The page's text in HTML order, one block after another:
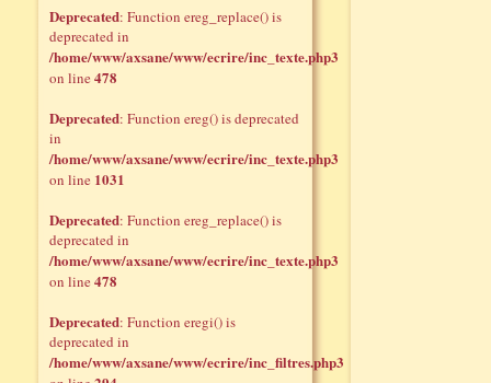
Deprecated: Function ereg_replace() is
deprecated in
/home/www/axsane/www/ecrire/inc_texte.php3
on line478
Deprecated: Function ereg() is deprecated
in
/home/www/axsane/www/ecrire/inc_texte.php3
on line 1031
Deprecated: Function ereg_replace() is
deprecated in
/home/www/axsane/www/ecrire/inc_texte.php3
on line478
Deprecated: Function eregi() is
deprecated in
/home/www/axsane/www/ecrire/inc_filtres.php3